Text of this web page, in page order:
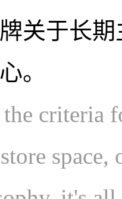
关于长
。
criteria
space,